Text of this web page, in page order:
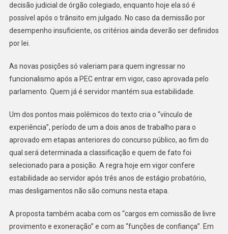
decisão judicial de órgão colegiado, enquanto hoje ela só é
possível após o trânsito em julgado. No caso da demissão por
desempenho insuficiente, os critérios ainda deverão ser definidos
por lei.
As novas posições só valeriam para quem ingressar no
funcionalismo após a PEC entrar em vigor, caso aprovada pelo
parlamento. Quem já é servidor mantém sua estabilidade.
Um dos pontos mais polêmicos do texto cria o “vínculo de
experiência”, período de um a dois anos de trabalho para o
aprovado em etapas anteriores do concurso público, ao fim do
qual será determinada a classificação e quem de fato foi
selecionado para a posição. A regra hoje em vigor confere
estabilidade ao servidor após três anos de estágio probatório,
mas desligamentos não são comuns nesta etapa.
A proposta também acaba com os “cargos em comissão de livre
provimento e exoneração” e com as “funções de confiança”. Em